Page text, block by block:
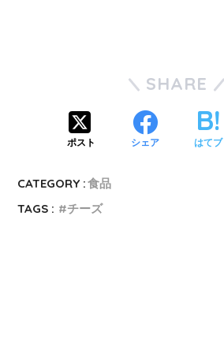
SHARE
ポスト シェア はてブ
CATEGORY :食品
TAGS :
チーズ